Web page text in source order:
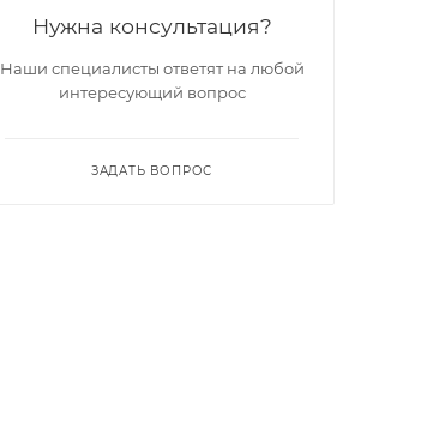
Нужна консультация?
Наши специалисты ответят на любой
интересующий вопрос
ЗАДАТЬ ВОПРОС